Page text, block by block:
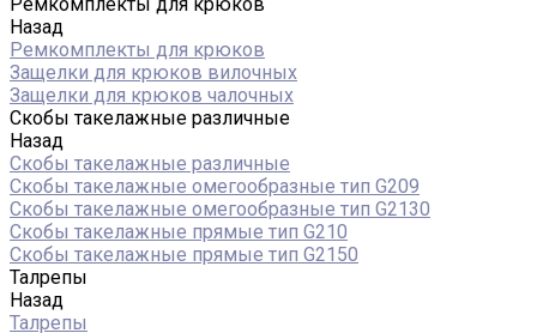
Назад
Ремкомплекты для крюков
Защелки для крюков вилочных
Защелки для крюков чалочных
Скобы такелажные различные
Назад
Скобы такелажные различные
Скобы такелажные омегообразные тип G209
Скобы такелажные омегообразные тип G2130
Скобы такелажные прямые тип G210
Скобы такелажные прямые тип G2150
Талрепы
Назад
Талрепы